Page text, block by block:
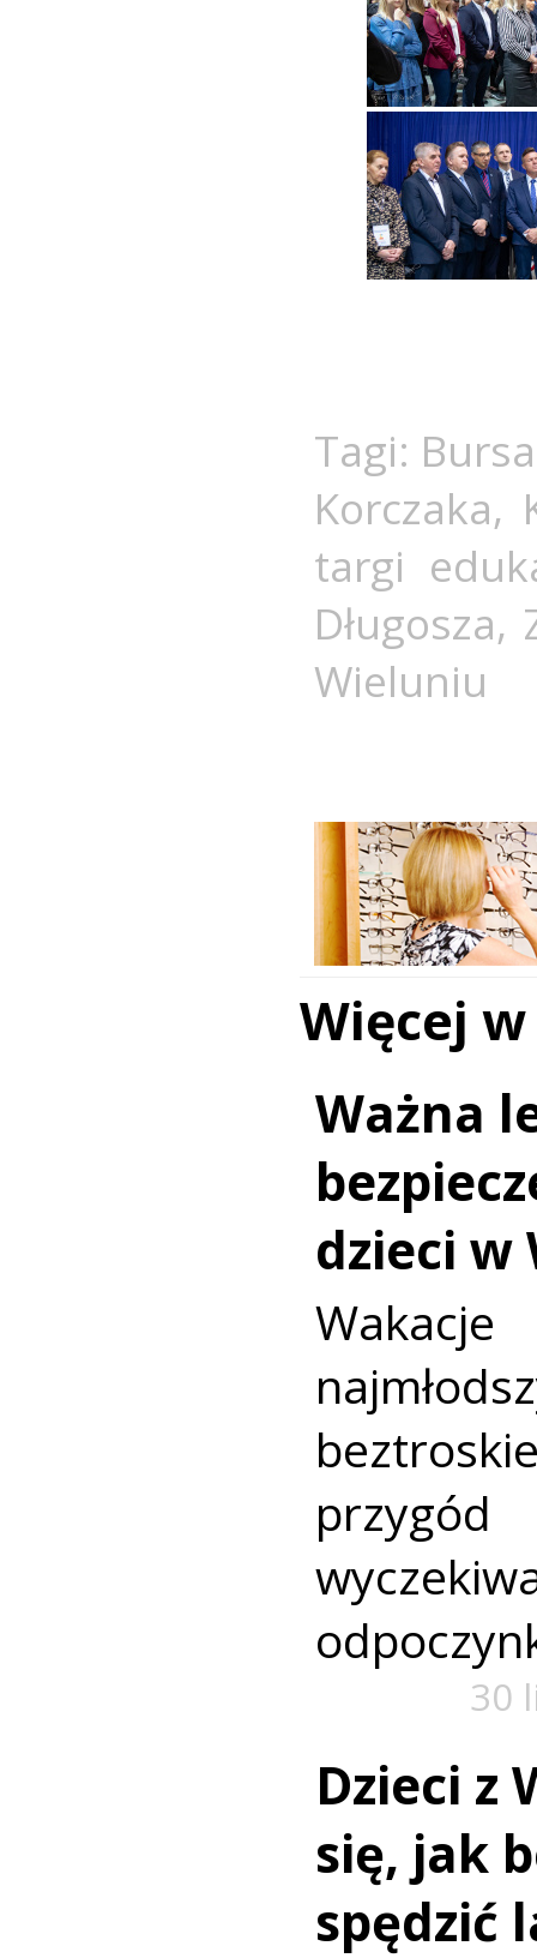
Tagi: Bursa
Korczaka,
targi
Długosza,
Wieluniu
Więcej
Ważna
dzieci w
30
Dzieci z
się, jak
spędzić